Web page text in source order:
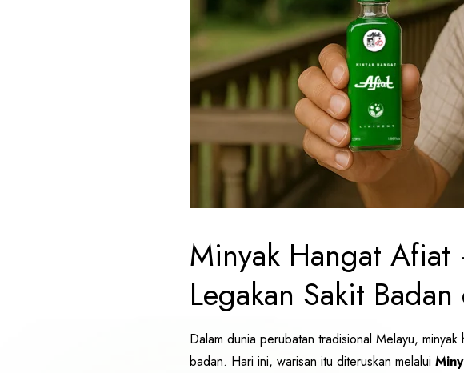
Minyak Hangat
Legakan Sakit
Dalam dunia perubatan tradisional Melayu,
badan. Hari ini, warisan itu diteruskan melalui